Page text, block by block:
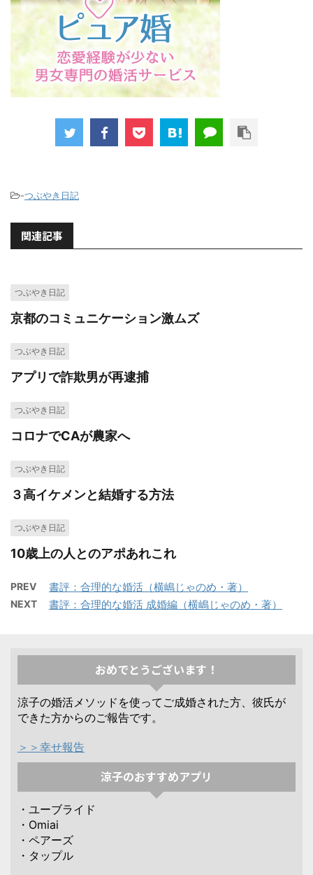
-つぶやき日記
関連記事
つぶやき日記
京都のコミュニケーション激ムズ
つぶやき日記
アプリで詐欺男が再逮捕
つぶやき日記
コロナでCAが農家へ
つぶやき日記
３高イケメンと結婚する方法
つぶやき日記
10歳上の人とのアポあれこれ
PREV 書評：合理的な婚活（横嶋じゃのめ・著）
NEXT 書評：合理的な婚活 成婚編（横嶋じゃのめ・著）
おめでとうございます！
涼子の婚活メソッドを使ってご成婚された方、彼氏が
できた方からのご報告です。
＞＞幸せ報告
涼子のおすすめアプリ
・ユーブライド
・Omiai
・ペアーズ
・タップル